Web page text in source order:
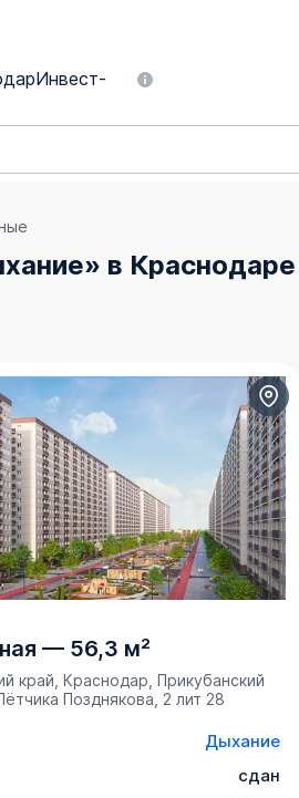
в Краснодаре
— 56,3 м²
край, Краснодар, Прикубанский
Позднякова, 2 лит 28
Дыхание
сдан